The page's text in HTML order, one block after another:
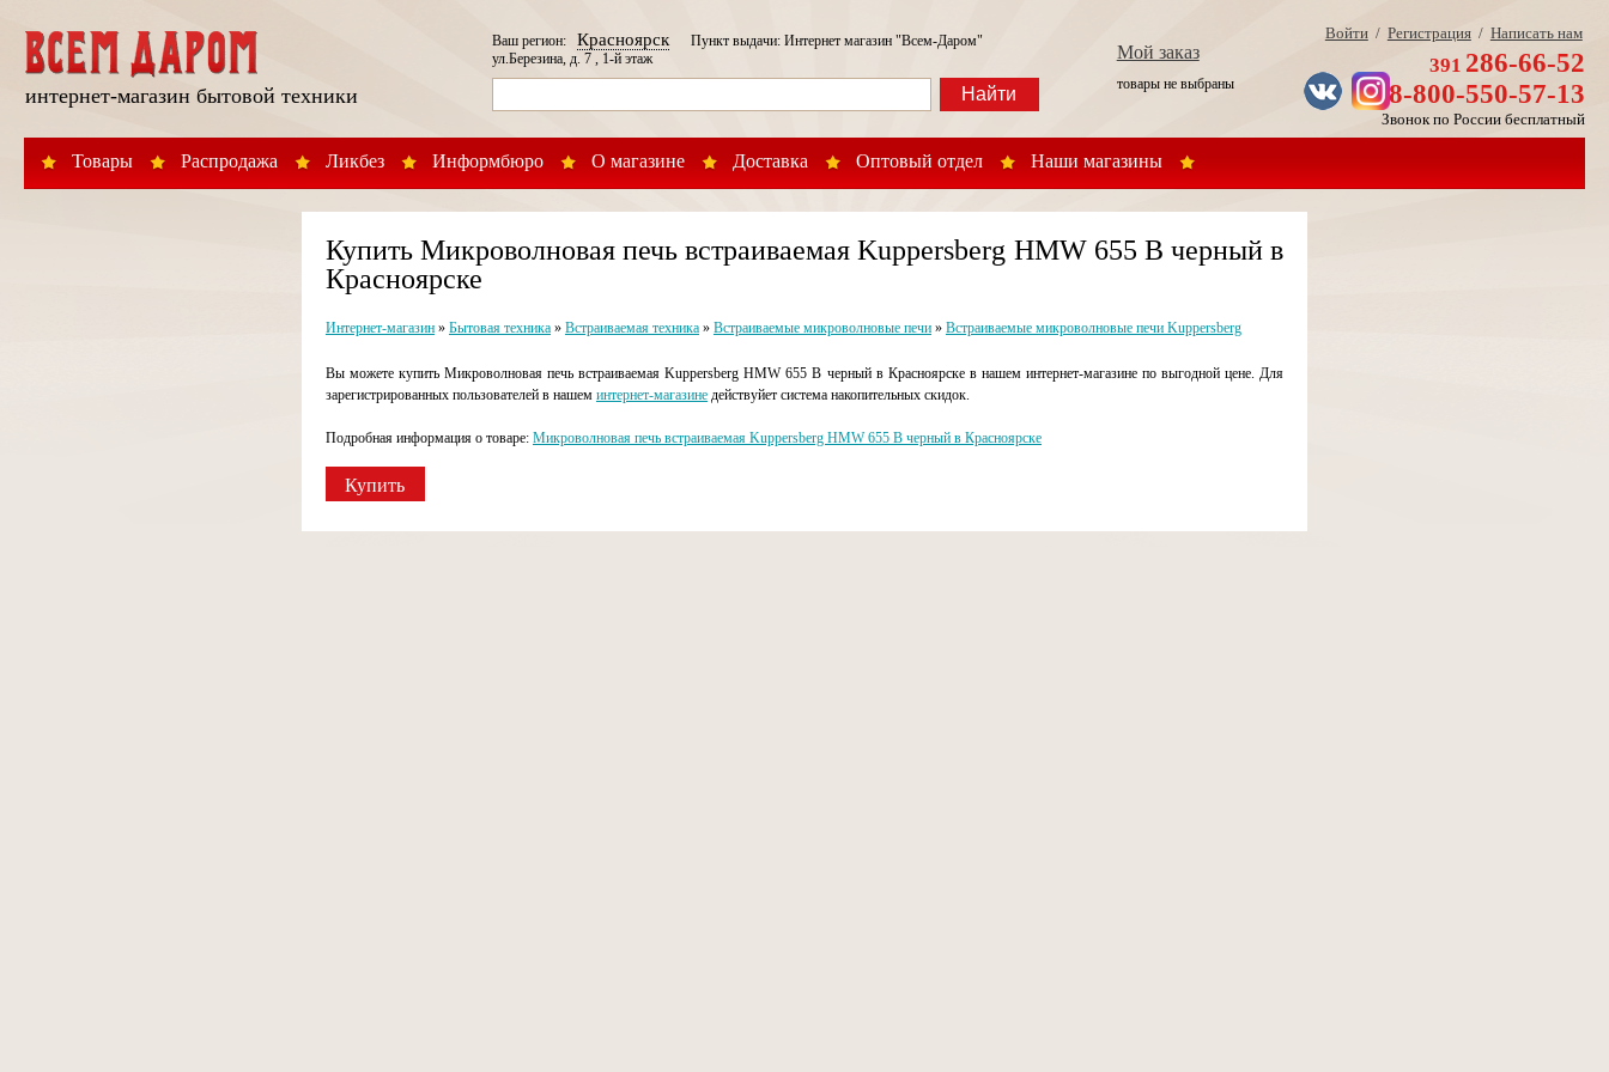
интернет-магазин бытовой техники
Товары Распродажа Ликбез Информбюро О магазине Доставка Оптовый отдел Наши магазины
Ваш регион:КрасноярскПункт выдачи: Интернет магазин "Всем-Даром"
ул.Березина, д. 7 , 1-й этаж
Найти
Мой заказ
товары не выбраны
Войти/ Регистрация/ Написать нам
391 286-66-52
8-800-550-57-13
Звонок по России бесплатный
Купить Микроволновая печь встраиваемая Kuppersberg HMW 655 B черный в
Красноярске
Интернет-магазин» Бытовая техника» Встраиваемая техника» Встраиваемые микроволновые печи» Встраиваемые микроволновые печи Kuppersberg
Вы можете купить Микроволновая печь встраиваемая Kuppersberg HMW 655 B черный в Красноярске в нашем интернет-магазине по выгодной цене. Для
зарегистрированных пользователей в нашем интернет-магазинедействуйет система накопительных скидок.
Подробная информация о товаре: Микроволновая печь встраиваемая Kuppersberg HMW 655 B черный в Красноярске
Купить